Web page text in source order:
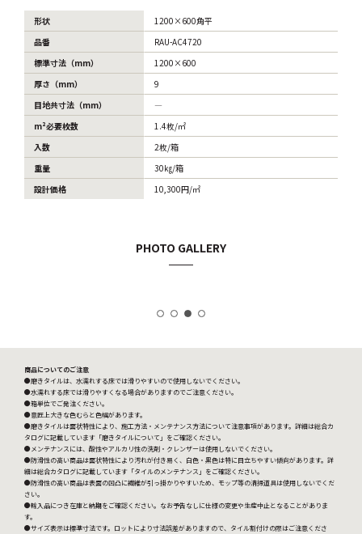
形状
品番
標準寸法（mm）
厚さ（mm）
目地共寸法（mm）
m²必要枚数
入数
重量
設計価格
1200×600角平
RAU-AC4720
1200×600
9
―
1.4枚/㎡
2枚/箱
30㎏/箱
10,300円/㎡
PHOTO GALLERY
商品についてのご注意
●磨きタイルは、水濡れする床では滑りやすいので使用しないでください。
●水濡れする床では滑りやすくなる場合がありますのでご注意ください。
●箱単位でご発注ください。
●意匠上大きな色むらと色幅があります。
●磨きタイルは面状特性により、施工方法・メンテナンス方法について注意事項があります。詳細は総合カ
タログに記載しています「磨きタイルについて」をご確認ください。
●メンテナンスには、酸性やアルカリ性の洗剤・クレンザーは使用しないでください。
●防滑性の高い商品は面状特性により汚れが付き易く、白色・黒色は特に目立ちやすい傾向があります。詳
細は総合カタログに記載しています「タイルのメンテナンス」をご確認ください。
●防滑性の高い商品は表面の凹凸に繊維が引っ掛かりやすいため、モップ等の清掃道具は使用しないでくだ
さい。
●輸入品につき在庫と納期をご確認ください。なお予告なしに仕様の変更や生産中止となることがありま
す。
●サイズ表示は標準寸法です。ロットにより寸法誤差がありますので、タイル割付けの際はご注意くださ